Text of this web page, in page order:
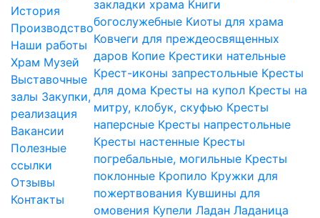
История
Производство
Наши работы
Храм Музей
Выставочные
залы Закупки,
реализация
Вакансии
Полезные
ссылки
Отзывы
Контакты
закладки храма Книги
богослужебные Киоты для храма
Ковчеги для преждеосвященных
даров Копие Крестики нательные
Крест-иконы запрестольные Кресты
для дома Кресты на купол Кресты на
митру, клобук, скуфью Кресты
наперсные Кресты напрестольные
Кресты настенные Кресты
погребальные, могильные Кресты
поклонные Кропило Кружки для
пожертвования Кувшины для
омовения Купели Ладан Ладаница